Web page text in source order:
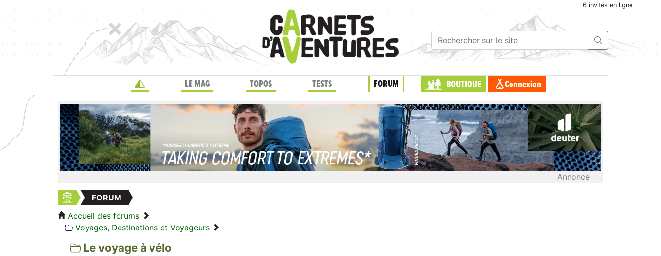
6 invités en ligne
LE MAG TOPOS TESTS FORUM BOUTIQUE Connexion
Annonce
FORUM
Accueil des forums
Voyages, Destinations et Voyageurs
Le voyage à vélo